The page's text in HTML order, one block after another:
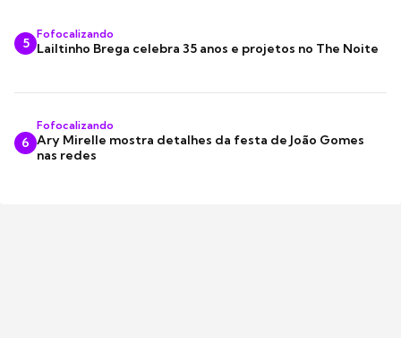
5
Fofocalizando
Lailtinho Brega celebra 35 anos e projetos no The Noite
6
Fofocalizando
Ary Mirelle mostra detalhes da festa de João Gomes
nas redes